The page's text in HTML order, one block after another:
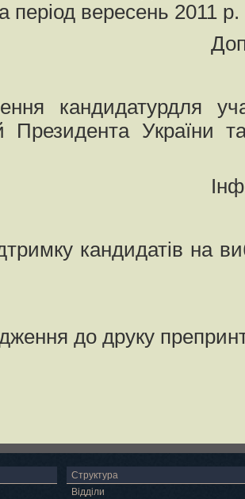
період вересень 2011
кандидатурдля
Президента
кандидатів на
до друку
Структура
Відділи